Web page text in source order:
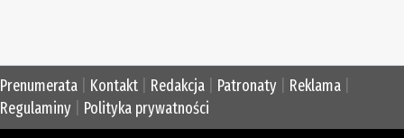
Prenumerata Kontakt Redakcja Patronaty Reklama
Regulaminy
Polityka prywatności